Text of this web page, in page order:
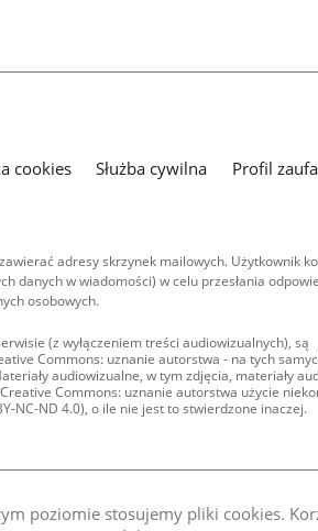
poziomie stosujemy pliki cookies.
cookies Służba cywilna Profil
adresy skrzynek mailowych. Użytkownik
danych w wiadomości) w celu przesłania
osobowych.
(z wyłączeniem treści audiowizualnych), są
Commons: uznanie autorstwa - na tych
audiowizualne, w tym zdjęcia, materiały
Commons: uznanie autorstwa użycie
NC-ND 4.0), o ile nie jest to stwierdzone inaczej.